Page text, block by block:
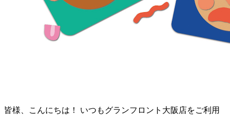
皆様、こんにちは！ いつもグランフロント大阪店をご利用